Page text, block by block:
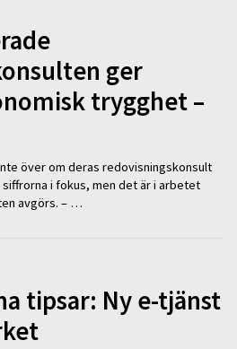
ger
trygghet –
över om deras redovisningskonsult
i fokus, men det är i arbetet
avgörs. – …
tipsar: Ny e-tjänst